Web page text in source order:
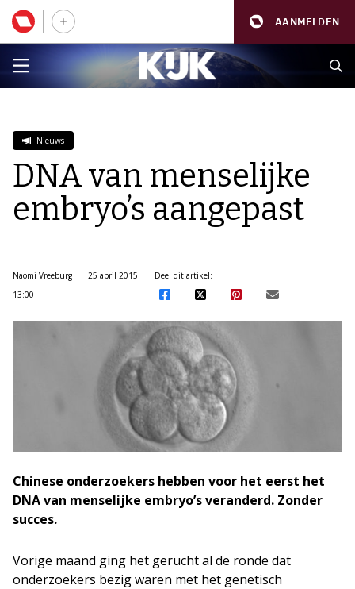
AANMELDEN
Nieuws
DNA van menselijke
embryo’s aangepast
Naomi Vreeburg
25 april 2015
13:00
Deel dit artikel:
Chinese onderzoekers hebben voor het eerst het
DNA van menselijke embryo’s veranderd. Zonder
succes.
Vorige maand ging het gerucht al de ronde dat
onderzoekers bezig waren met het genetisch